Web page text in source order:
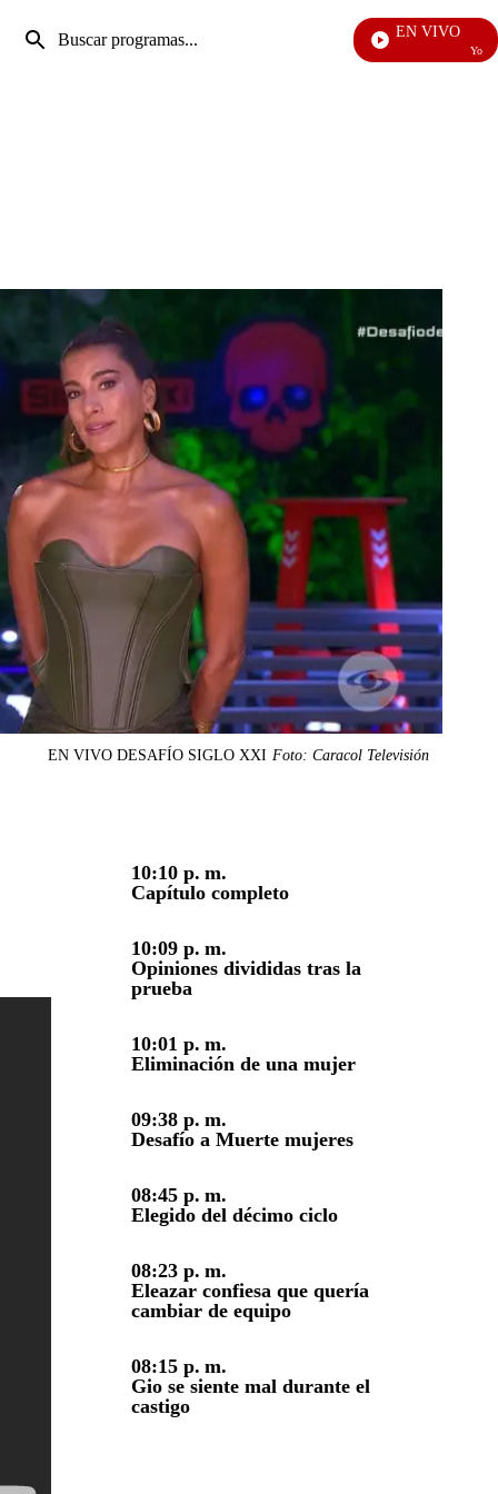
Entrada
de
EN VIVO
Yo Me
EN VIVO DESAFÍO SIGLO XXI Foto: Caracol Televisión
10:10 p. m.
Capítulo completo
10:09 p. m.
Opiniones divididas tras la
prueba
10:01 p. m.
Eliminación de una mujer
09:38 p. m.
Desafío a Muerte mujeres
08:45 p. m.
Elegido del décimo ciclo
08:23 p. m.
Eleazar confiesa que quería
cambiar de equipo
08:15 p. m.
Gio se siente mal durante el
castigo